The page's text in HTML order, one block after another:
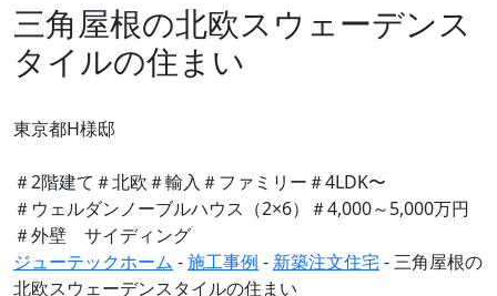
三角屋根の北欧スウェーデンス
タイルの住まい
東京都H様邸
＃2階建て ＃北欧＃輸入＃ファミリー＃4LDK〜
＃ウェルダンノーブルハウス（2×6） ＃4,000～5,000万円
＃外壁 サイディング
ジューテックホーム -施工事例 -新築注文住宅 -三角屋根の
北欧スウェーデンスタイルの住まい